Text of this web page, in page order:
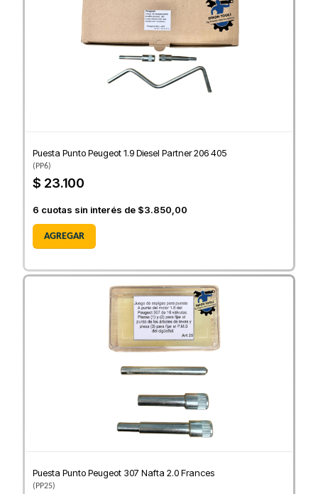
Puesta Punto Peugeot 1.9 Diesel Partner 206 405
(PP6)
$ 23.100
6 cuotas sin interés de $3.850,00
AGREGAR
Puesta Punto Peugeot 307 Nafta 2.0 Frances
(PP25)